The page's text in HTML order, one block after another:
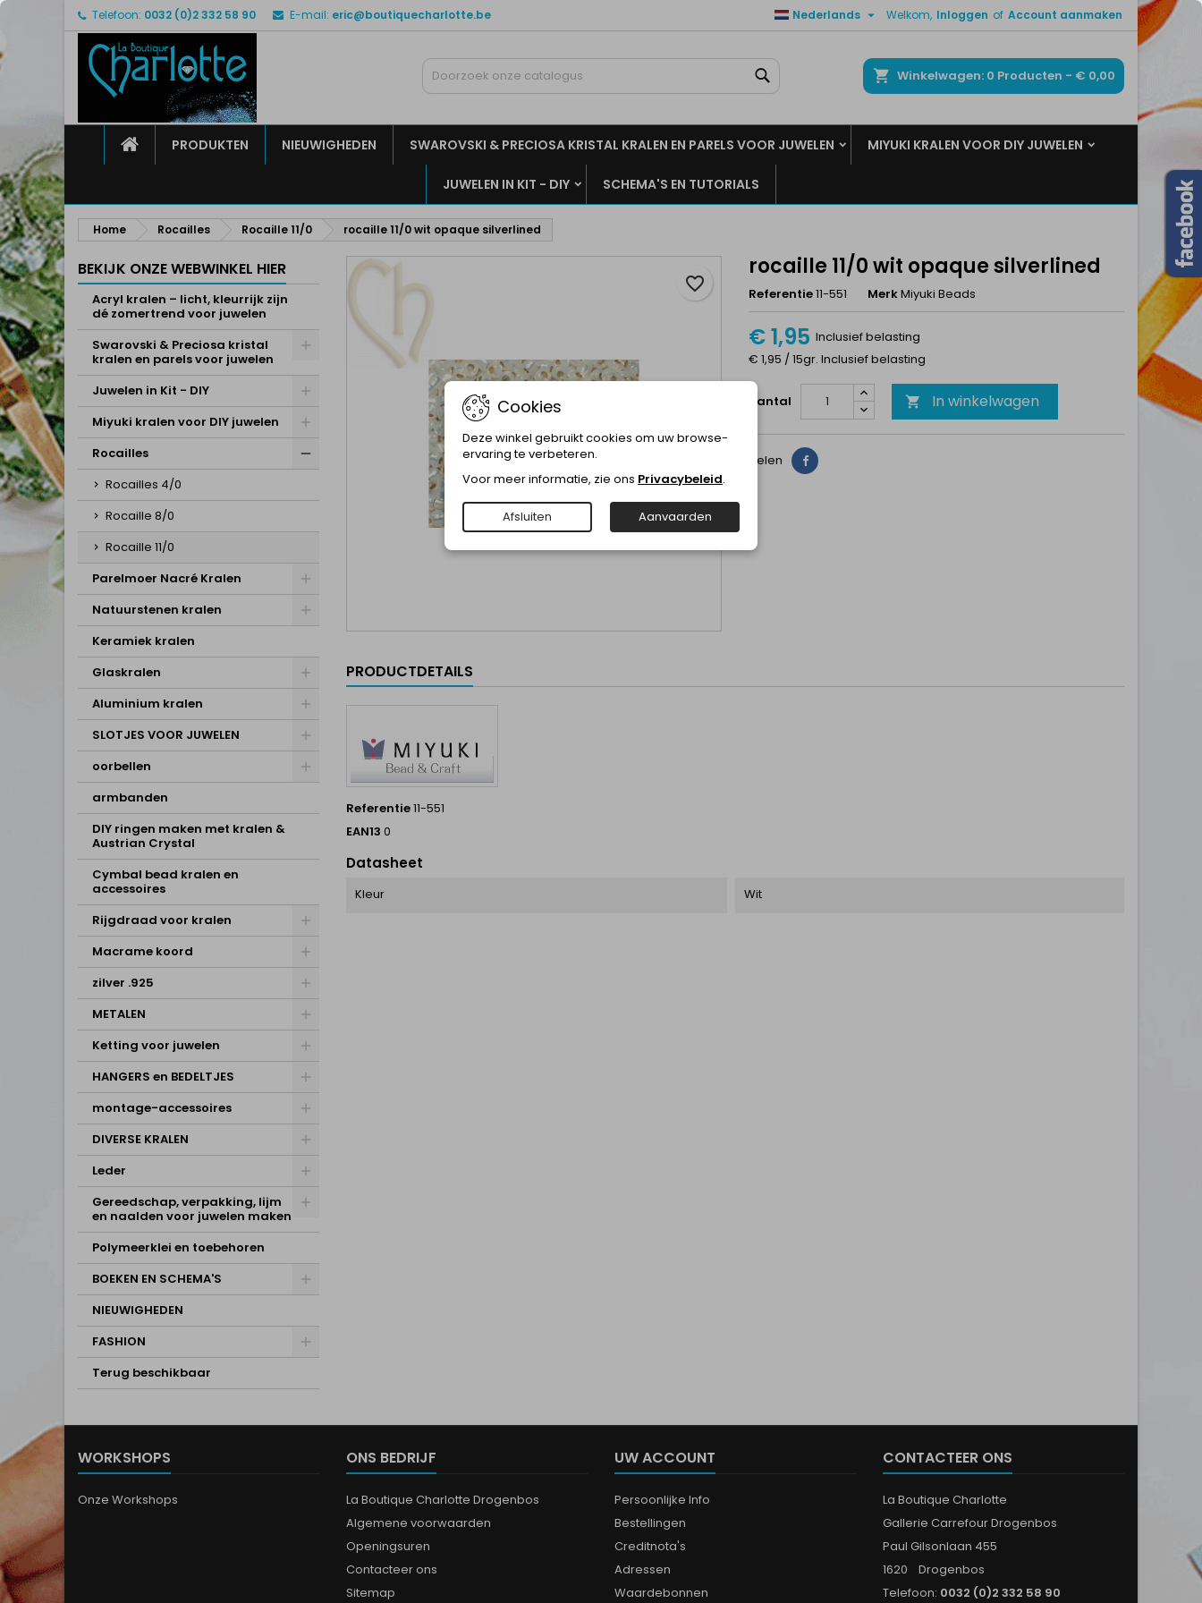
Telefoon: 0032 (0)2 332 58 90 E-mail: eric@boutiquecharlotte.be Welkom, Inloggen of Account aanmaken
Nederlands 
Winkelwagen 0 Producten - € 0,00
HOMEPRODUKTEN NIEUWIGHEDEN SWAROVSKI & PRECIOSA KRISTAL KRALEN EN PARELS VOOR JUWELEN MIYUKI KRALEN VOOR DIY JUWELEN
JUWELEN IN KIT - DIY SCHEMA'S EN TUTORIALS
Home Rocailles Rocaille 11/0 rocaille 11/0 wit opaque silverlined
BEKIJK ONZE WEBWINKEL HIER
Acryl kralen – licht, kleurrijk zijn
dé zomertrend voor juwelen
Swarovski & Preciosa kristal
kralen en parels voor juwelen
Juwelen in Kit - DIY
Miyuki kralen voor DIY juwelen
Rocailles
Rocailles 4/0
Rocaille 8/0
Rocaille 11/0
Parelmoer Nacré Kralen
Natuurstenen kralen
Keramiek kralen
Glaskralen
Aluminium kralen
SLOTJES VOOR JUWELEN
oorbellen
armbanden
DIY ringen maken met kralen &
Austrian Crystal
Cymbal bead kralen en
accessoires
Rijgdraad voor kralen
Macrame koord
zilver .925
METALEN
Ketting voor juwelen
HANGERS en BEDELTJES
montage-accessoires
DIVERSE KRALEN
Leder
Gereedschap, verpakking, lijm
en naalden voor juwelen maken
Polymeerklei en toebehoren
BOEKEN EN SCHEMA'S
NIEUWIGHEDEN
FASHION
Terug beschikbaar
rocaille 11/0 wit opaque silverlined
Referentie11-551 MerkMiyuki Beads
€ 1,95 Inclusief belasting
€ 1,95 / 15gr. Inclusief belasting
Aantal  In winkelwagen
favorite_border
Delen Delen
PRODUCTDETAILS
Referentie11-551
EAN13 0
Datasheet
Kleur Wit
WORKSHOPS
Onze Workshops
ONS BEDRIJF
La Boutique Charlotte Drogenbos
Algemene voorwaarden
Openingsuren
Contacteer ons
Sitemap
UW ACCOUNT
Persoonlijke Info
Bestellingen
Creditnota's
Adressen
Waardebonnen
CONTACTEER ONS
La Boutique Charlotte
Gallerie Carrefour Drogenbos
Paul Gilsonlaan 455
1620 Drogenbos
Telefoon: 0032 (0)2 332 58 90
Mijn verlanglijsten
Maak een lijst
Maak een verlanglijst
Inloggen
U moet ingelogd zijn om producten in uw verlanglijst op te slaan.
Annuleren Inloggen
Cookies
Deze winkel gebruikt cookies om uw browse-
ervaring te verbeteren.
Voor meer informatie, zie ons Privacybeleid.
Afsluiten Aanvaarden